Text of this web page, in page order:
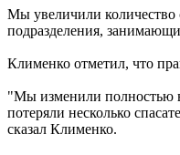
Мы увеличили количество
подразделения,
Клименко отметил, что
"Мы изменили полностью
потеряли несколько
сказал Клименко.